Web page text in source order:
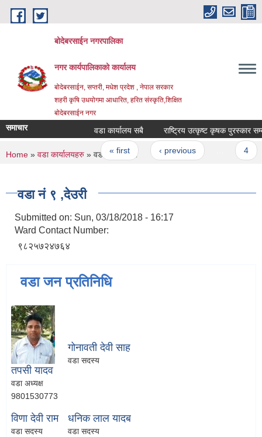
Skip to main content
बोदेबरसाईन नगरपालिका
नगर कार्यपालिकाको कार्यालय
बोदेबरसाईन, सप्तरी, मधेश प्रदेश , नेपाल सरकार
शहरी कृषि उधयोगमा आधारित, हरित संस्कृति,शिक्षित
बोदेबरसाईन नगर
समाचार वडा कार्यालय सबै राष्ट्रिय उत्कृष्ट कृषक पुरस्कार
Pages
« first ‹ previous
You are here
Home » वडा कार्यालयहरु » वडा नं‌ ९ ,देउरी
वडा नं‌ ९ ,देउरी
Submitted on: Sun, 03/18/2018 - 16:17
Ward Contact Number:
९८२५७२४७६४
वडा जन प्रतिनिधि
तपसी यादव
वडा अध्यक्ष
9801530773
गोनावती देवी साह
वडा सदस्य
विणा देवी राम
वडा सदस्य
धनिक लाल यादब
वडा सदस्य